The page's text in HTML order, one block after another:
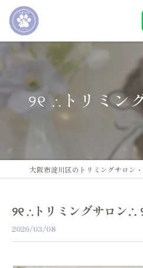
୨୧ ∴トリミン
୨୧ ∴トリミングサロン∴
2026/03/08